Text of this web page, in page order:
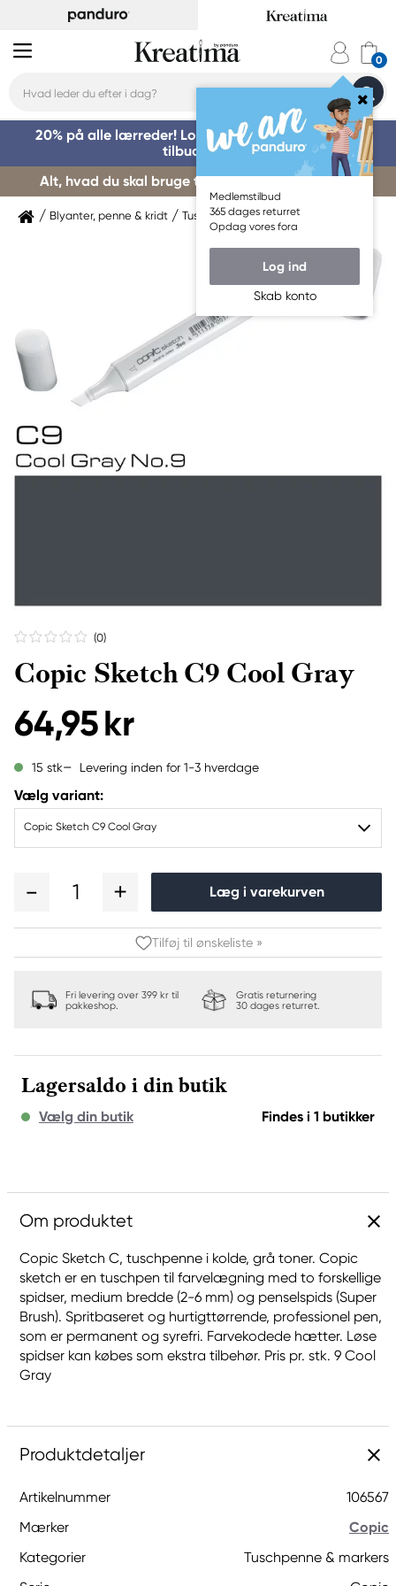
Medlemstilbud
365 dages returret
Opdag vores fora
Log ind
Skab konto
20% på alle lærreder! Log på for at benytte dig af
tilbuddet »
Alt, hvad du skal bruge til kursusstart – køb her »
Blyanter, penne & kridt Tuschpenne & markers
(0)
Copic Sketch C9 Cool Gray
64,95 kr
15 stk Levering inden for 1-3 hverdage
Vælg variant:
Copic Sketch C9 Cool Gray
1 Læg i varekurven
Tilføj til ønskeliste »
Fri levering over 399 kr til
pakkeshop.
Gratis returnering
30 dages returret.
Lagersaldo i din butik
Vælg din butik Findes i 1 butikker
Om produktet
Copic Sketch C, tuschpenne i kolde, grå toner. Copic
sketch er en tuschpen til farvelægning med to forskellige
spidser, medium bredde (2-6 mm) og penselspids (Super
Brush). Spritbaseret og hurtigttørrende, professionel pen,
som er permanent og syrefri. Farvekodede hætter. Løse
spidser kan købes som ekstra tilbehør. Pris pr. stk. 9 Cool
Gray
Produktdetaljer
Artikelnummer
106567
Mærker
Copic
Kategorier
Tuschpenne & markers